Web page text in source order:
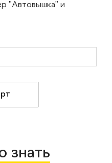
"Автовышка" и
знать